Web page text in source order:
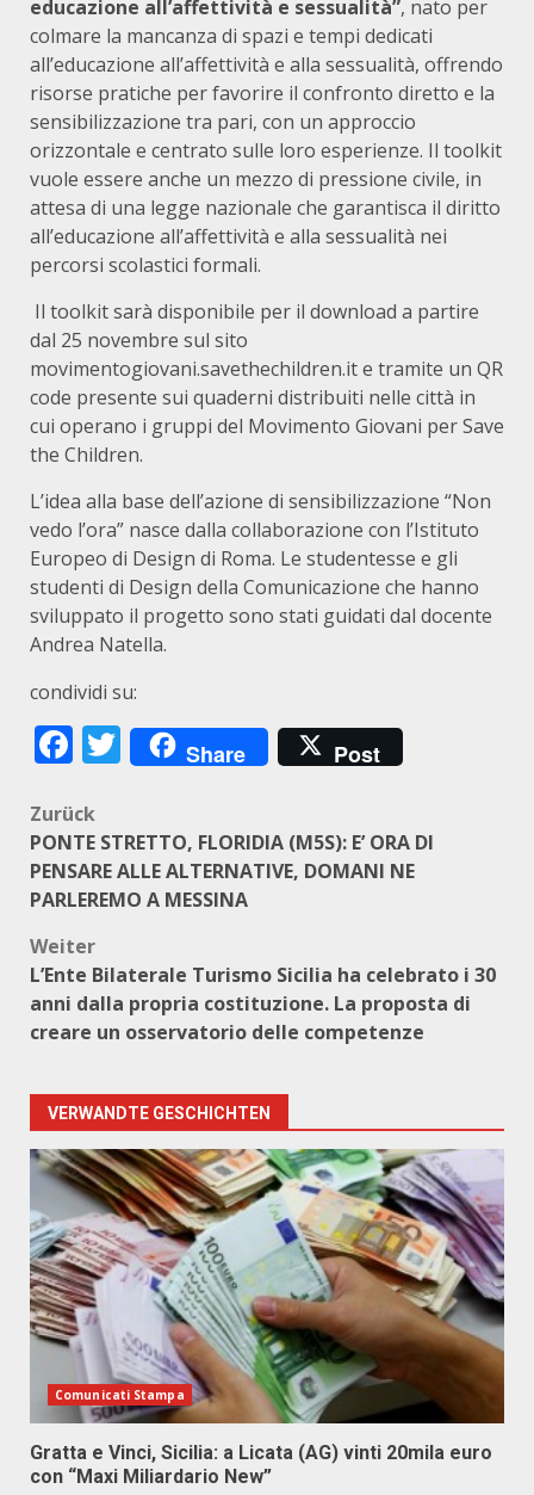
educazione all’affettività e sessualità”, nato per
colmare la mancanza di spazi e tempi dedicati
all’educazione all’affettività e alla sessualità, offrendo
risorse pratiche per favorire il confronto diretto e la
sensibilizzazione tra pari, con un approccio
orizzontale e centrato sulle loro esperienze. Il toolkit
vuole essere anche un mezzo di pressione civile, in
attesa di una legge nazionale che garantisca il diritto
all’educazione all’affettività e alla sessualità nei
percorsi scolastici formali.
Il toolkit sarà disponibile per il download a partire
dal 25 novembre sul sito
movimentogiovani.savethechildren.it e tramite un QR
code presente sui quaderni distribuiti nelle città in
cui operano i gruppi del Movimento Giovani per Save
the Children.
L’idea alla base dell’azione di sensibilizzazione “Non
vedo l’ora” nasce dalla collaborazione con l’Istituto
Europeo di Design di Roma. Le studentesse e gli
studenti di Design della Comunicazione che hanno
sviluppato il progetto sono stati guidati dal docente
Andrea Natella.
condividi su:
Facebook
Twitter
Share Post
Beitragsnavigation
Zurück
PONTE STRETTO, FLORIDIA (M5S): E’ ORA DI
PENSARE ALLE ALTERNATIVE, DOMANI NE
PARLEREMO A MESSINA
Weiter
L’Ente Bilaterale Turismo Sicilia ha celebrato i 30
anni dalla propria costituzione. La proposta di
creare un osservatorio delle competenze
VERWANDTE GESCHICHTEN
Comunicati Stampa
Gratta e Vinci, Sicilia: a Licata (AG) vinti 20mila euro
con “Maxi Miliardario New”